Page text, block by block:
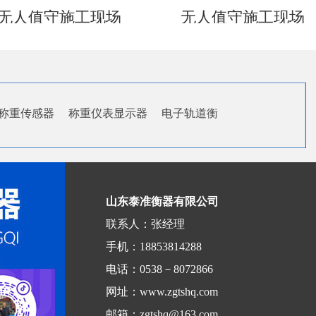
人值守施工现场 无人值守施工现场
重传感器 称重仪表显示器 电子轨道衡
山东泰准衡器有限公司
联系人：张经理
手机：18853814288
电话：0538－8072866
网址：www.zgtshq.com